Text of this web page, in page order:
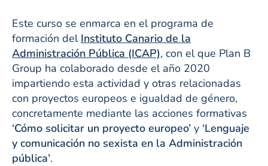
Este curso se enmarca en el programa de
formación del Instituto Canario de la
Administración Pública (ICAP), con el que Plan B
Group ha colaborado desde el año 2020
impartiendo esta actividad y otras relacionadas
con proyectos europeos e igualdad de género,
concretamente mediante las acciones formativas
‘Cómo solicitar un proyecto europeo’ y ‘Lenguaje
y comunicación no sexista en la Administración
pública’.